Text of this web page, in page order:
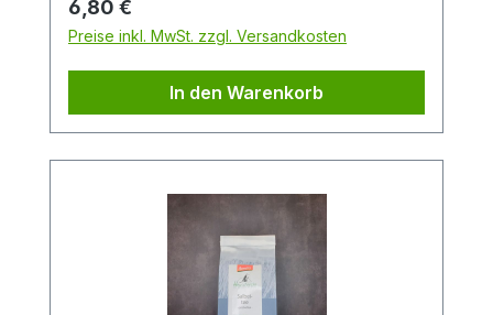
mit 1l kochendem Wasser übergießen; ca.
10 Minuten ziehen lassen.
Regulärer Preis:
6,80 €
Preise inkl. MwSt. zzgl. Versandkosten
In den Warenkorb